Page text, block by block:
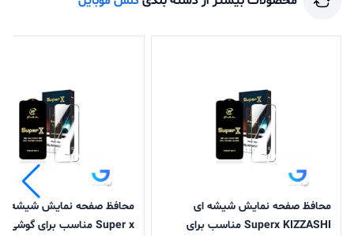
محافظ صفحه نمایش شیشه ای
Superx KIZZASHI مناسب برای
محافظ صفحه نمایش شیشه
Super x مناسب برای گوشی